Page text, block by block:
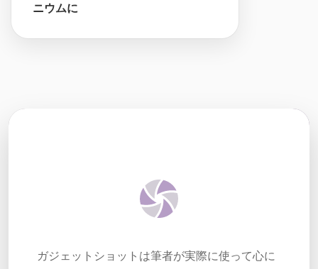
ニウムに
ガジェットショットは筆者が実際に使って心に